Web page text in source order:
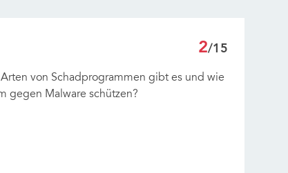
2/15
von Schadprogrammen gibt es und wie
gegen Malware schützen?